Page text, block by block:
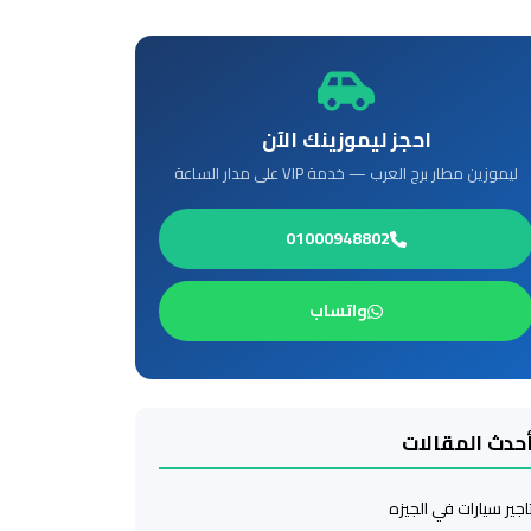
احجز ليموزينك الآن
ليموزين مطار برج العرب — خدمة VIP على مدار الساعة
01000948802
واتساب
المقالات
سيارات في الجيزه